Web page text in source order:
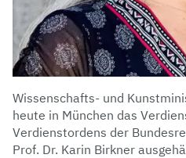
Wissenschafts- und
heute in München das
Verdienstordens der
Prof. Dr. Karin Birkner